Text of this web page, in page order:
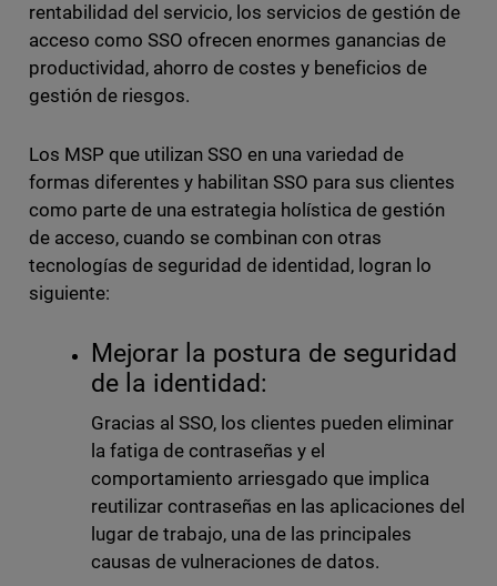
rentabilidad del servicio, los servicios de gestión de
acceso como SSO ofrecen enormes ganancias de
productividad, ahorro de costes y beneficios de
gestión de riesgos.
Los MSP que utilizan SSO en una variedad de
formas diferentes y habilitan SSO para sus clientes
como parte de una estrategia holística de gestión
de acceso, cuando se combinan con otras
tecnologías de seguridad de identidad, logran lo
siguiente:
Mejorar la postura de seguridad
de la identidad:
Gracias al SSO, los clientes pueden eliminar
la fatiga de contraseñas y el
comportamiento arriesgado que implica
reutilizar contraseñas en las aplicaciones del
lugar de trabajo, una de las principales
causas de vulneraciones de datos.